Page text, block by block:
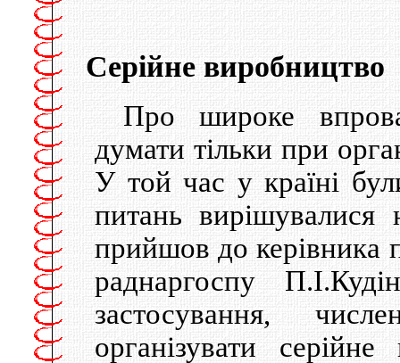
Серійне виробництво
Про широке
думати тільки при
У той час у країні
питань
прийшов до керівника
раднаргоспу
застосування,
організувати